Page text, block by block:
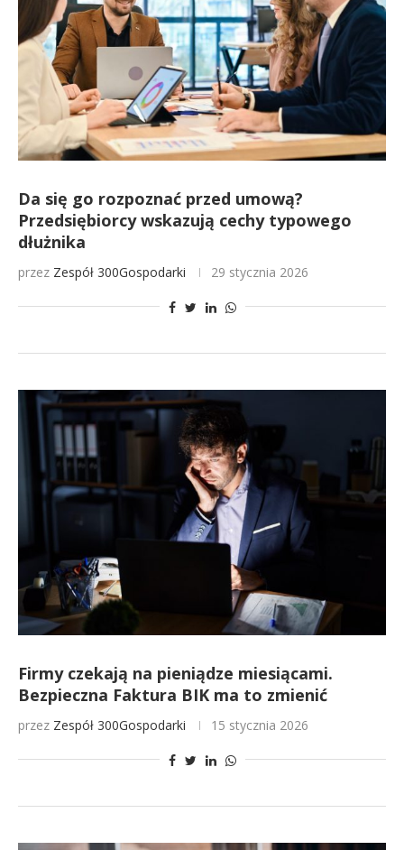
Da się go rozpoznać przed umową?
Przedsiębiorcy wskazują cechy typowego
dłużnika
przez Zespół 300Gospodarki 29 stycznia 2026
Firmy czekają na pieniądze miesiącami.
Bezpieczna Faktura BIK ma to zmienić
przez Zespół 300Gospodarki 15 stycznia 2026